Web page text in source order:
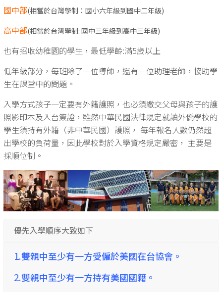
國中部(相當於台灣學制：國小六年級到國中二年級)
高中部(相當於台灣學制: 國中三年級到高中三年級)
也有招收幼稚園的學生，最低學齡:滿5歲以上
低年級部分，每班除了一位導師，還有一位助理老師，協助學
生在課堂中的問題。
入學方式孩子一定要有外籍護照，也必須繳交父母與孩子的護
照影印本及入台簽證，雖然中華民國法律規定就讀外僑學校的
學生須持有外籍（非中華民國）護照， 每年報名人數仍然超
出學校的負荷量，因此學校對於入學資格規定嚴密， 主要是
採順位制。
優先入學順序大致如下
1.雙親中至少有一方受僱於美國在台協會。
2.雙親中至少有一方持有美國國籍。